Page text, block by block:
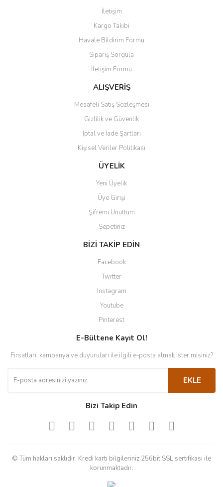
Ürün resmi kalitesiz, bozuk veya görüntülenemiyor.
Ürün açıklamasında eksik bilgiler bulunuyor.
Ürün bilgilerinde hatalar bulunuyor.
Ürün fiyatı diğer sitelerden daha pahalı.
Bu ürüne benzer farklı alternatifler olmalı.
Gönder
İletişim
Kargo Takibi
Havale Bildirim Formu
Sipariş Sorgula
İletişim Formu
ALIŞVERİŞ
Mesafeli Satış Sözleşmesi
Gizlilik ve Güvenlik
İptal ve İade Şartları
Kişisel Veriler Politikası
ÜYELİK
Yeni Üyelik
Üye Girişi
Şifremi Unuttum
Sepetiniz
BİZİ TAKİP EDİN
Facebook
Twitter
Instagram
Youtube
Pinterest
E-Bültene Kayıt Ol!
Fırsatları, kampanya ve duyuruları ile ilgili e-posta almak ister misiniz?
EKLE
Bizi Takip Edin
© Tüm hakları saklıdır. Kredi kartı bilgileriniz 256bit SSL sertifikası ile
korunmaktadır.